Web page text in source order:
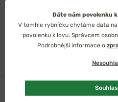
2 329 Kč
Obchodní
Ochrana
Technické řešení:
Strategický
Dáte nám povolenku
V tomhle rybníčku chytáme data
povolenku k lovu. Správcem
Podrobnější informace o